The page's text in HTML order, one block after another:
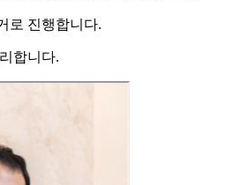
로 진행합니다.
합니다.